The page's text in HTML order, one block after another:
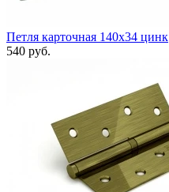
Петля карточная 140x34 цинк
540 руб.